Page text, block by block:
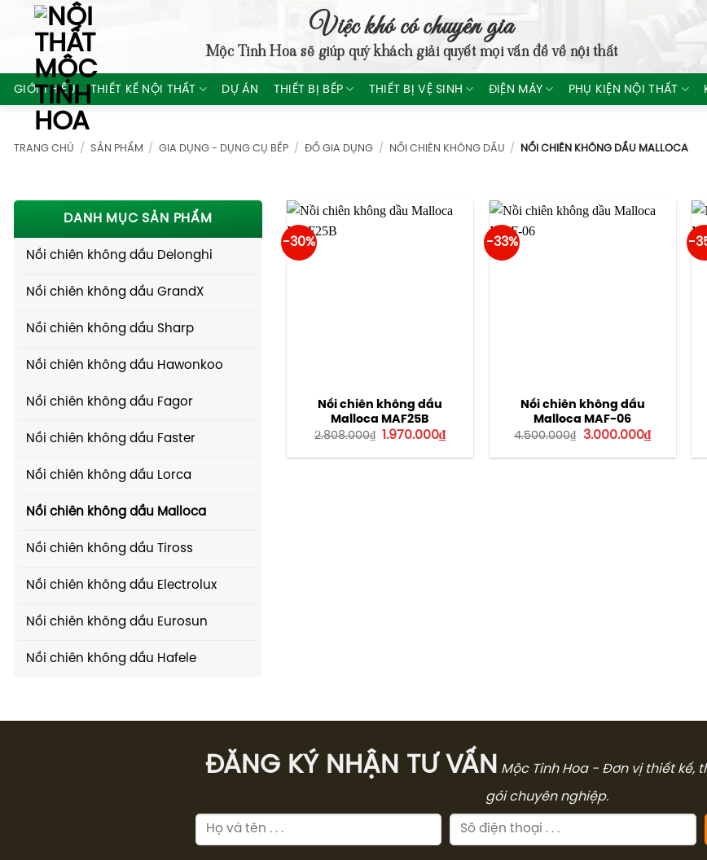
content
Việc khó có chuyên gia
Mộc Tinh Hoasẽ giúp quý khách giải quyết mọi vấn đề về nội thất
GIỚI THIỆU THIẾT KẾ NỘI THẤT DỰ ÁN THIẾT BỊ BẾP THIẾT BỊ VỆ SINH ĐIỆN MÁY PHỤ KIỆN NỘI THẤT
TRANG CHỦ / SẢN PHẨM / GIA DỤNG - DỤNG CỤ BẾP / ĐỒ GIA DỤNG / NỒI CHIÊN KHÔNG DẦU / NỒI CHIÊN KHÔNG DẦU MALLOCA
DANH MỤC SẢN PHẨM
Nồi chiên không dầu Delonghi
Nồi chiên không dầu GrandX
Nồi chiên không dầu Sharp
Nồi chiên không dầu Hawonkoo
Nồi chiên không dầu Fagor
Nồi chiên không dầu Faster
Nồi chiên không dầu Lorca
Nồi chiên không dầu Malloca
Nồi chiên không dầu Tiross
Nồi chiên không dầu Electrolux
Nồi chiên không dầu Eurosun
Nồi chiên không dầu Hafele
-30%
Nồi chiên không dầu
Malloca MAF25B
2.808.000₫ Giá
là:
1.970.000₫Giá
hiện
tại
-33%
Nồi chiên không dầu
Malloca MAF-06
4.500.000₫ Giá
là:
3.000.000₫Giá
hiện
tại
-
ĐĂNG KÝ NHẬN TƯ VẤN Mộc Tinh Hoa - Đơn vị thiết kế,
gói chuyên nghiệp.